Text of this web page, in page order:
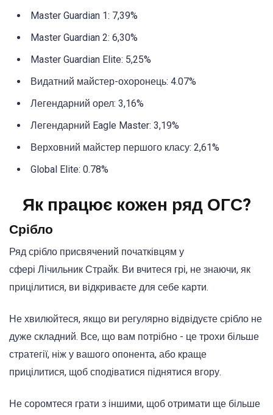
Master Guardian 1: 7,39%
Master Guardian 2: 6,30%
Master Guardian Elite: 5,25%
Видатний майстер-охоронець: 4.07%
Легендарний орел: 3,16%
Легендарний Eagle Master: 3,19%
Верховний майстер першого класу: 2,61%
Global Elite: 0.78%
Як працює кожен ряд ОГС?
Срібло
Ряд срібло присвячений початківцям у
сфері Лічильник Страйк. Ви вчитеся грі, не знаючи, як
прицілитися, ви відкриваєте для себе карти.
Не хвилюйтеся, якщо ви регулярно відвідуєте срібло не
дуже складний. Все, що вам потрібно - це трохи більше
стратегії, ніж у вашого опонента, або краще
прицілитися, щоб сподіватися піднятися вгору.
Не соромтеся грати з іншими, щоб отримати ще більше